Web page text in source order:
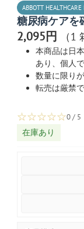
ABBOTT HEALTHCARE
糖尿病ケアを
2,095円 （1
本商品は日
あり、個人
数量に限り
転売は厳禁で
☆☆☆☆☆0 / 5
在庫あり